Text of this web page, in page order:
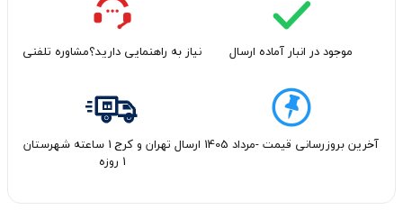
موجود در انبار آماده ارسال نیاز به راهنمایی دارید؟مشاوره تلفنی
آخرین بروزرسانی قیمت -مرداد 1405
ارسال تهران و کرج 1 ساعته شهرستان
1 روزه